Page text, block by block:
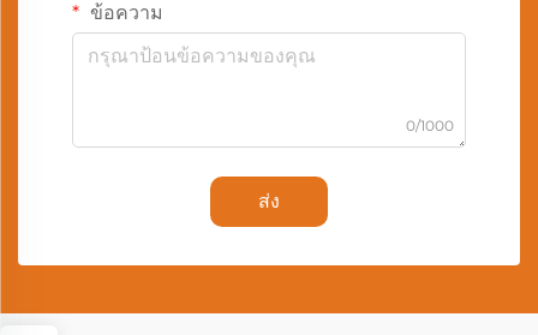
ข้อความ
0/1000
ส่ง